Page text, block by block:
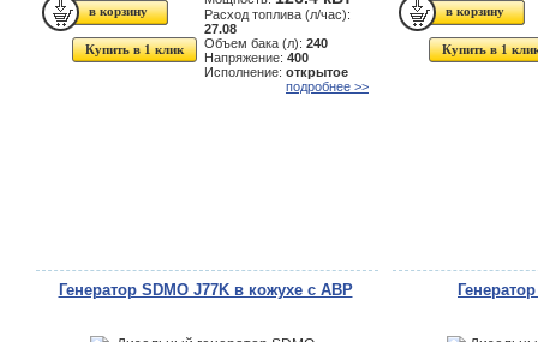
Купить в 1 клик
Расход топлива (л/час):
27.08
Объем бака (л): 240
Напряжение: 400
Исполнение: открытое
подробнее >>
Купить в 1
Генератор SDMO J77K в кожухе с АВР